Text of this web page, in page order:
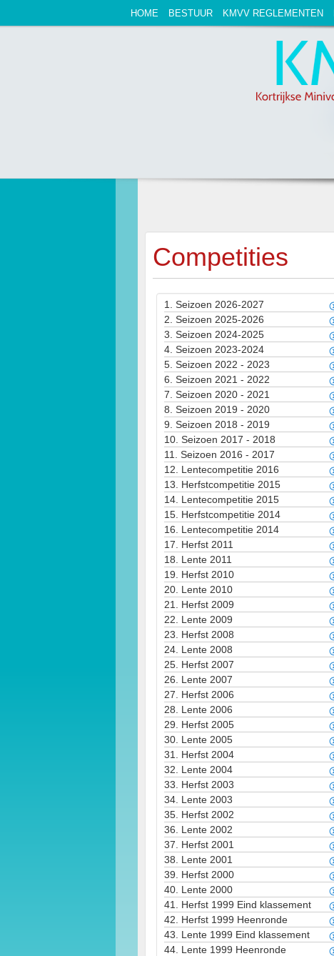
HOME BESTUUR KMVV REGLEMENTEN
Competities
1. Seizoen 2026-2027
2. Seizoen 2025-2026
3. Seizoen 2024-2025
4. Seizoen 2023-2024
5. Seizoen 2022 - 2023
6. Seizoen 2021 - 2022
7. Seizoen 2020 - 2021
8. Seizoen 2019 - 2020
9. Seizoen 2018 - 2019
10. Seizoen 2017 - 2018
11. Seizoen 2016 - 2017
12. Lentecompetitie 2016
13. Herfstcompetitie 2015
14. Lentecompetitie 2015
15. Herfstcompetitie 2014
16. Lentecompetitie 2014
17. Herfst 2011
18. Lente 2011
19. Herfst 2010
20. Lente 2010
21. Herfst 2009
22. Lente 2009
23. Herfst 2008
24. Lente 2008
25. Herfst 2007
26. Lente 2007
27. Herfst 2006
28. Lente 2006
29. Herfst 2005
30. Lente 2005
31. Herfst 2004
32. Lente 2004
33. Herfst 2003
34. Lente 2003
35. Herfst 2002
36. Lente 2002
37. Herfst 2001
38. Lente 2001
39. Herfst 2000
40. Lente 2000
41. Herfst 1999 Eind klassement
42. Herfst 1999 Heenronde
43. Lente 1999 Eind klassement
44. Lente 1999 Heenronde